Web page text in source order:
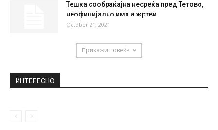
Тешка сообраќајна несреќа пред Тетово,
неофицијално има и жртви
October 21, 2021
Прикажи повеќе
ИНТЕРЕСНО